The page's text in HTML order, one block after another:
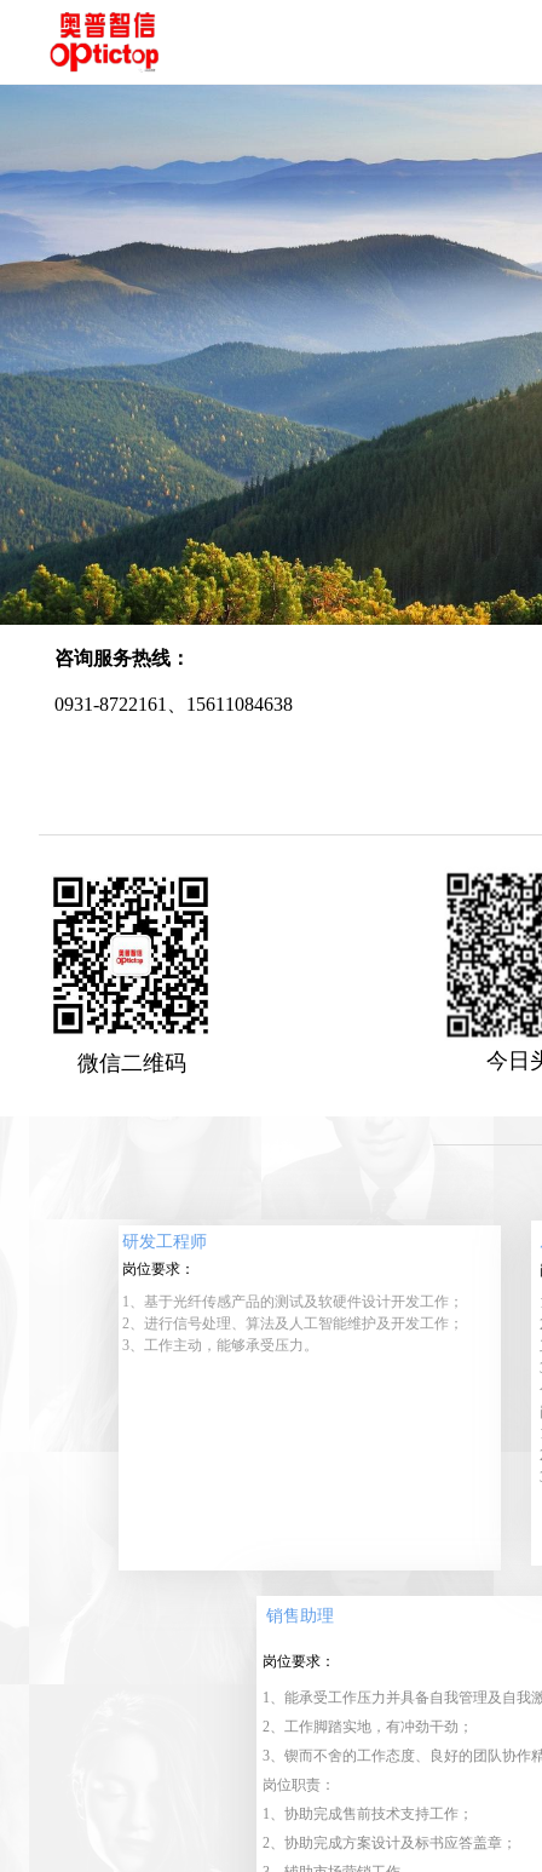
今日
微信二维码
咨询服务热线：
0931-8722161、 15611084638
岗位要求：
1、基于光纤传感产品的测试及软硬件设计开发工作；
2、进行信号处理、算法及人工智能维护及开发工作；
3、工作主动，能够承受压力。
研发工程师
岗位要求：
1、能承受工作压力并具备自我管理及自我
2、工作脚踏实地，有冲劲干劲；
3、锲而不舍的工作态度、良好的团队协作
岗位职责：
1、协助完成售前技术支持工作；
2、协助完成方案设计及标书应答盖章；
销售助理